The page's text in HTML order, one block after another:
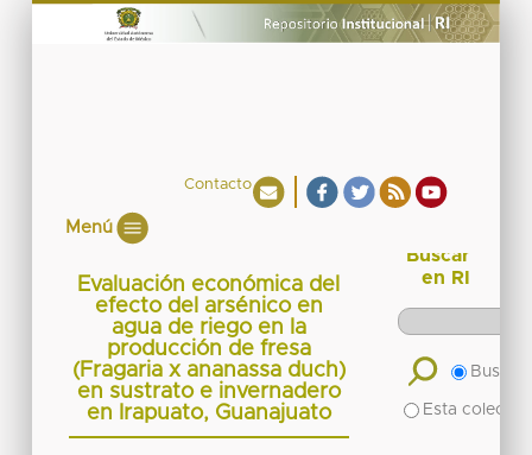
Contacto
Menú
Evaluación económica del
efecto del arsénico en
agua de riego en la
producción de fresa
(Fragaria x ananassa duch)
en sustrato e invernadero
en Irapuato, Guanajuato
Buscar
en RI
Buscar
Esta